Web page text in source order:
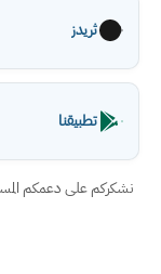
ثريدز
تطبيقنا
نشكركم على دعمكم